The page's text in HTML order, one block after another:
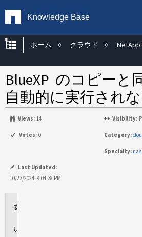
Knowledge Base
グローバル階層を展開
ホーム クラウド
BlueXP のコピーと
自動的に実行され
Views: 14 Visibility:
Votes: 0 Category:
Specialty: nas
Last Updated:
10/23/2024, 9:04:38 PM